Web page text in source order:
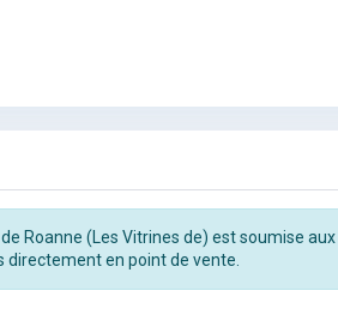
Roanne (Les Vitrines de) est soumise
directement en point de vente.